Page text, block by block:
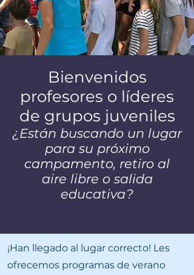
¡Han llegado al lugar correcto! Les
ofrecemos programas de verano
Bienvenidos
profesores o líderes
de grupos juveniles
¿Están buscando un lugar
para su próximo
campamento, retiro al
aire libre o salida
educativa?